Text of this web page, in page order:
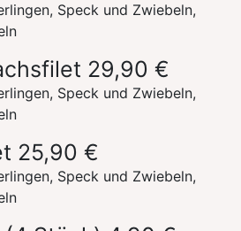
Speck und Zwiebeln,
29,90 €
Speck und Zwiebeln,
25,90 €
Speck und Zwiebeln,